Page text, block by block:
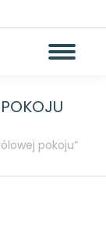
pokoju”